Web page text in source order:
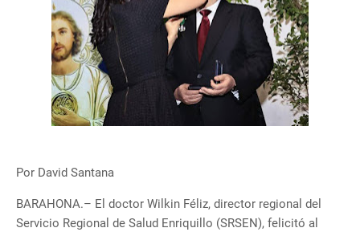
Por David Santana
BARAHONA.– El doctor Wilkin Féliz, director regional del
Servicio Regional de Salud Enriquillo (SRSEN), felicitó al